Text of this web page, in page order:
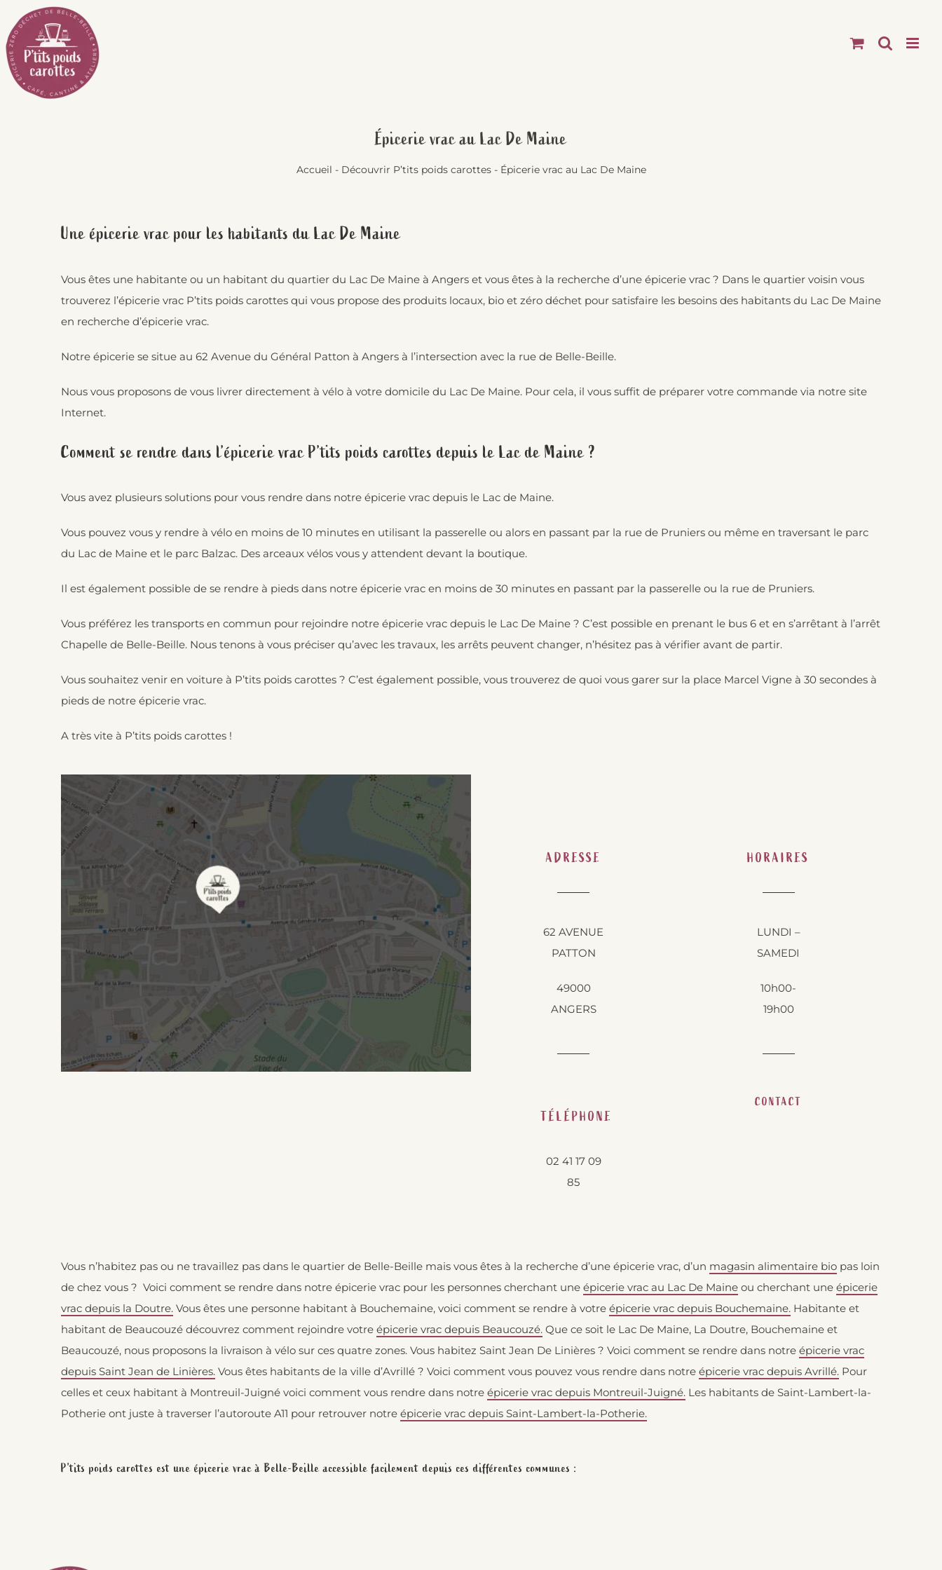
Passer
au
contenu
Épicerie vrac au Lac De Maine
Accueil - Découvrir P’tits poids carottes- Épicerie vrac au Lac De Maine
Une épicerie vrac pour les habitants du Lac De Maine
Vous êtes une habitante ou un habitant du quartier du Lac De Maine à Angers et vous êtes à la recherche d’une épicerie vrac ? Dans le quartier voisin vous
trouverez l’épicerie vrac P’tits poids carottes qui vous propose des produits locaux, bio et zéro déchet pour satisfaire les besoins des habitants du Lac De Maine
en recherche d’épicerie vrac.
Notre épicerie se situe au 62 Avenue du Général Patton à Angers à l’intersection avec la rue de Belle-Beille.
Nous vous proposons de vous livrer directement à vélo à votre domicile du Lac De Maine. Pour cela, il vous suffit de préparer votre commande via notre site
Internet.
Comment se rendre dans l’épicerie vrac P’tits poids carottes depuis le Lac de Maine ?
Vous avez plusieurs solutions pour vous rendre dans notre épicerie vrac depuis le Lac de Maine.
Vous pouvez vous y rendre à vélo en moins de 10 minutes en utilisant la passerelle ou alors en passant par la rue de Pruniers ou même en traversant le parc
du Lac de Maine et le parc Balzac. Des arceaux vélos vous y attendent devant la boutique.
Il est également possible de se rendre à pieds dans notre épicerie vrac en moins de 30 minutes en passant par la passerelle ou la rue de Pruniers.
Vous préférez les transports en commun pour rejoindre notre épicerie vrac depuis le Lac De Maine ? C’est possible en prenant le bus 6 et en s’arrêtant à l’arrêt
Chapelle de Belle-Beille. Nous tenons à vous préciser qu’avec les travaux, les arrêts peuvent changer, n’hésitez pas à vérifier avant de partir.
Vous souhaitez venir en voiture à P’tits poids carottes ? C’est également possible, vous trouverez de quoi vous garer sur la place Marcel Vigne à 30 secondes à
pieds de notre épicerie vrac.
A très vite à P’tits poids carottes !
ADRESSE
62 AVENUE
PATTON
49000
ANGERS
TÉLÉPHONE
02 41 17 09
85
HORAIRES
LUNDI –
SAMEDI
10h00-
19h00
CONTACT
Vous n’habitez pas ou ne travaillez pas dans le quartier de Belle-Beille mais vous êtes à la recherche d’une épicerie vrac, d’un magasin alimentaire biopas loin
de chez vous ? Voici comment se rendre dans notre épicerie vrac pour les personnes cherchant une épicerie vrac au Lac De Maineou cherchant une épicerie
vrac depuis la Doutre. Vous êtes une personne habitant à Bouchemaine, voici comment se rendre à votre épicerie vrac depuis Bouchemaine. Habitante et
habitant de Beaucouzé découvrez comment rejoindre votre épicerie vrac depuis Beaucouzé. Que ce soit le Lac De Maine, La Doutre, Bouchemaine et
Beaucouzé, nous proposons la livraison à vélo sur ces quatre zones. Vous habitez Saint Jean De Linières ? Voici comment se rendre dans notre épicerie vrac
depuis Saint Jean de Linières. Vous êtes habitants de la ville d’Avrillé ? Voici comment vous pouvez vous rendre dans notre épicerie vrac depuis Avrillé. Pour
celles et ceux habitant à Montreuil-Juigné voici comment vous rendre dans notre épicerie vrac depuis Montreuil-Juigné. Les habitants de Saint-Lambert-la-
Potherie ont juste à traverser l’autoroute A11 pour retrouver notre épicerie vrac depuis Saint-Lambert-la-Potherie.
P’tits poids carottes est une épicerie vrac à Belle-Beille accessible facilement depuis ces différentes communes :